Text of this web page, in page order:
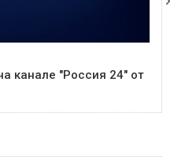
канале "Россия 24" от